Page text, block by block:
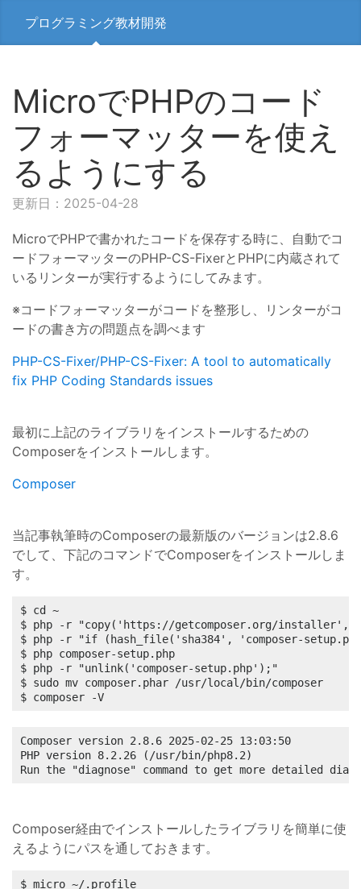
プログラミング教材開発
MicroでPHPのコード
フォーマッターを使え
るようにする
更新日：2025-04-28
MicroでPHPで書かれたコードを保存する時に、自動でコ
ードフォーマッターのPHP-CS-FixerとPHPに内蔵されて
いるリンターが実行するようにしてみます。
※コードフォーマッターがコードを整形し、リンターがコ
ードの書き方の問題点を調べます
PHP-CS-Fixer/PHP-CS-Fixer: A tool to automatically
fix PHP Coding Standards issues
最初に上記のライブラリをインストールするための
Composerをインストールします。
Composer
当記事執筆時のComposerの最新版のバージョンは2.8.6
でして、下記のコマンドでComposerをインストールしま
す。
$ cd ~
$ php -r "copy('https://getcomposer.org/installer',
$ php -r "if (hash_file('sha384', 'composer-setup.php')
$ php composer-setup.php
$ php -r "unlink('composer-setup.php');"
$ sudo mv composer.phar /usr/local/bin/composer
$ composer -V
Composer version 2.8.6 2025-02-25 13:03:50
PHP version 8.2.26 (/usr/bin/php8.2)
Run the "diagnose" command to get more detailed
Composer経由でインストールしたライブラリを簡単に使
えるようにパスを通しておきます。
$ micro ~/.profile